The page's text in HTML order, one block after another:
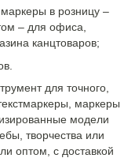
в розницу –
– для офиса,
канцтоваров;
для точного,
маркеры
модели
творчества или
оптом, с доставкой